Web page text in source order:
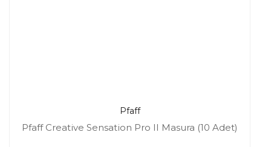
Pfaff
Pfaff Creative Sensation Pro II Masura (10 Adet)